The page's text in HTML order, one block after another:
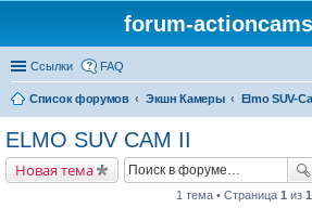
forum-
Ссылки FAQ
Список форумов Экшн Камеры Elmo SUV-
ELMO SUV CAM II
Новая тема
1 тема • Страница 1 из 1